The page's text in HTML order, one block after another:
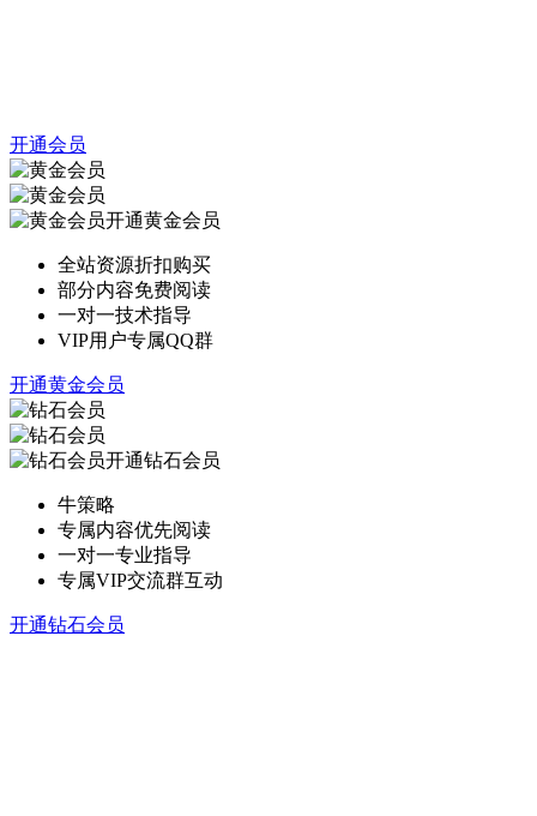
开通会员
开通黄金会员
全站资源折扣购买
部分内容免费阅读
一对一技术指导
VIP用户专属QQ群
开通黄金会员
开通钻石会员
牛策略
专属内容优先阅读
一对一专业指导
专属VIP交流群互动
开通钻石会员